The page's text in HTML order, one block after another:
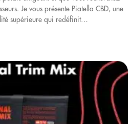
Je vous présente Piatella CBD, une
supérieure qui redéfinit…